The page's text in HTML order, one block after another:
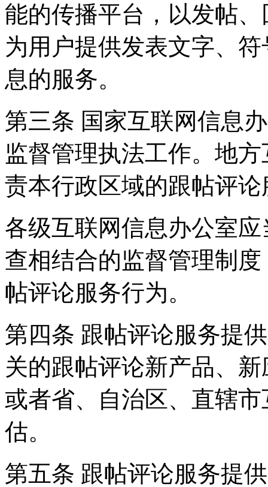
能的传播平台，以发帖
为用户提供发表文字、
息的服务。
第三条 国家互联网信息
监督管理执法工作。地
责本行政区域的跟帖评
各级互联网信息办公室
查相结合的监督管理制
帖评论服务行为。
第四条 跟帖评论服务提
关的跟帖评论新产品、
或者省、自治区、直辖
估。
第五条 跟帖评论服务提